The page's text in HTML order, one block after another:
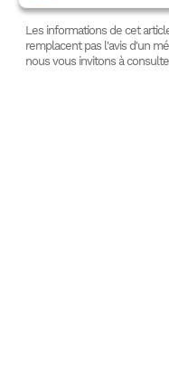
Les informations de cet
remplacent pas l'avis d'un
nous vous invitons à